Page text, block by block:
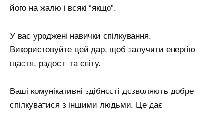
його на жалю і всякі “якщо”.
У вас уроджені навички спілкування.
Використовуйте цей дар, щоб залучити енергію
щастя, радості та світу.
Ваші комунікативні здібності дозволяють добре
спілкуватися з іншими людьми. Це дає